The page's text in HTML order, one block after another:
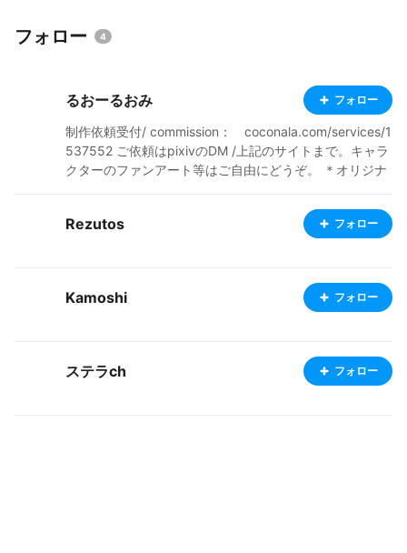
フォロー 4
るおーるおみ フォロー
制作依頼受付/ commission： coconala.com/services/1
537552 ご依頼はpixivのDM /上記のサイトまで。キャラ
クターのファンアート等はご自由にどうぞ。 ＊オリジナ
/URL that write on the top. / Feel free to making fan ar
t!
Rezutos フォロー
Kamoshi フォロー
ステラch フォロー